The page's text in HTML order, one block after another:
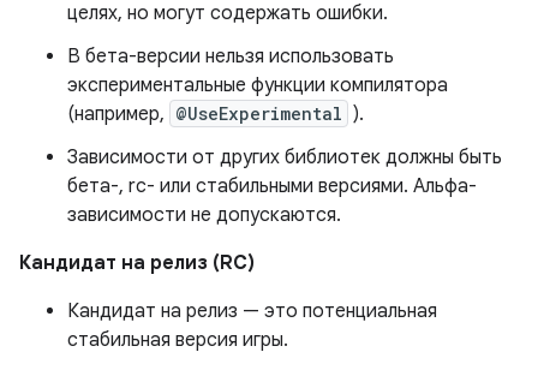
целях, но могут содержать ошибки.
В бета-версии нельзя использовать
экспериментальные функции компилятора
(например, @UseExperimental ).
Зависимости от других библиотек должны быть
бета-, rc- или стабильными версиями. Альфа-
зависимости не допускаются.
Кандидат на релиз (RC)
Кандидат на релиз — это потенциальная
стабильная версия игры.